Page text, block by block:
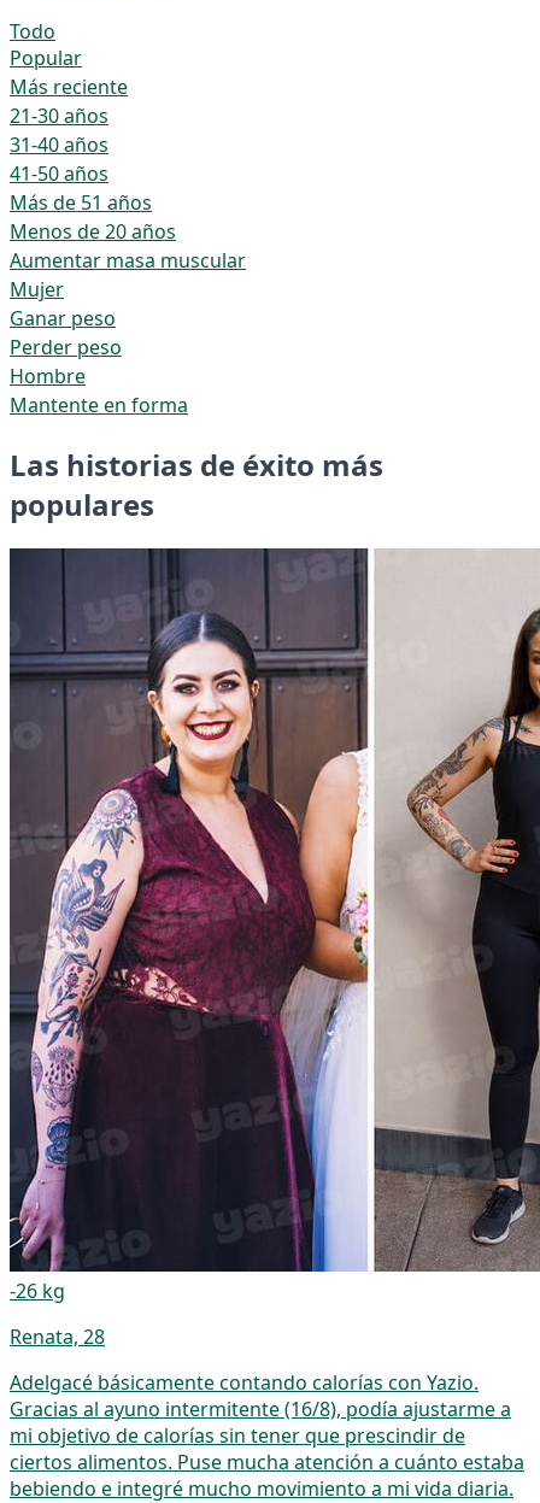
Todo
Popular
Más reciente
21-30 años
31-40 años
41-50 años
Más de 51 años
Menos de 20 años
Aumentar masa muscular
Mujer
Ganar peso
Perder peso
Hombre
Mantente en forma
Las historias de éxito más
populares
-26 kg
Renata, 28
Adelgacé básicamente contando calorías con Yazio.
Gracias al ayuno intermitente (16/8), podía ajustarme a
mi objetivo de calorías sin tener que prescindir de
ciertos alimentos. Puse mucha atención a cuánto estaba
bebiendo e integré mucho movimiento a mi vida diaria.